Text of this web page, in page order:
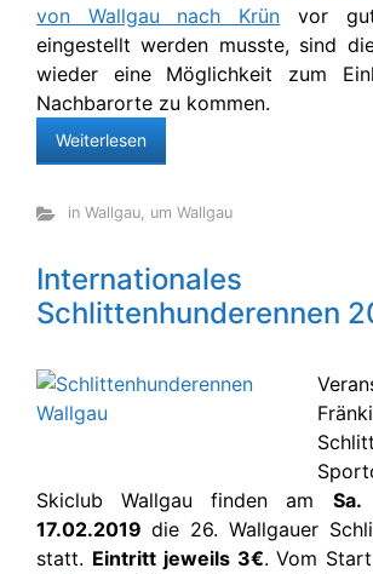
von Wallgau nach Krün vor
eingestellt werden musste, sind
wieder eine Möglichkeit zum
Nachbarorte zu kommen.
Weiterlesen
in Wallgau, um Wallgau
Internationales
Schlittenhunderennen
Skiclub Wallgau finden am
17.02.2019 die 26. Wallgauer
statt. Eintritt jeweils 3€. Vom